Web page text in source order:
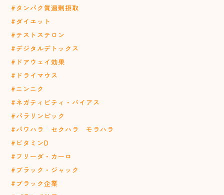
#タンパク質過剰摂取
#ダイエット
#テストステロン
#デジタルデトックス
#ドアウェイ効果
#ドライマウス
#ニンニク
#ネガティビティ・バイアス
#パラリンピック
#パワハラ セクハラ モラハラ
#ビタミンD
#フリーダ・カーロ
#ブラック・ジャック
#ブラック企業